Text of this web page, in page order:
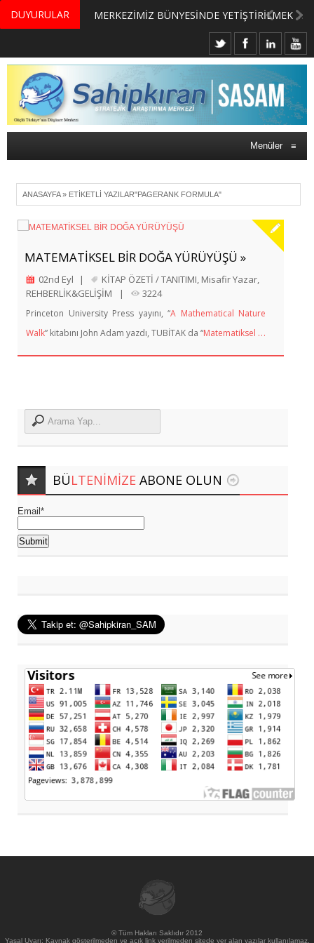
DUYURULAR MERKEZİMİZ BÜNYESİNDE YETİŞTİRİLMEK ÜZERE GÖNÜLLÜ ÜLKE MASASI UZMANI VE UZMAN ADAYLARI ARIYORUZ
Menüler ≡
ANASAYFA» ETIKETLI YAZILAR"PAGERANK FORMULA"
MATEMATİKSEL BİR DOĞA YÜRÜYÜŞÜ »
02nd Eyl | KİTAP ÖZETİ / TANITIMI Misafir Yazar
REHBERLİK&GELİŞİM
| 3224
Princeton University Press yayını, “A Mathematical Nature
Walk” kitabını John Adam yazdı, TUBİTAK da “Matematiksel …
BÜLTENIMIZE ABONE OLUN
Email*
© Tüm Hakları Saklıdır 2012
Yasal Uyarı: Kaynak gösterilmeden ve açık link verilmeden sitede yer alan yazılar kullanılamaz.